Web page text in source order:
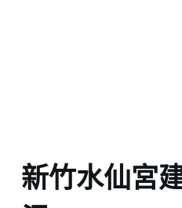
新竹水仙宮